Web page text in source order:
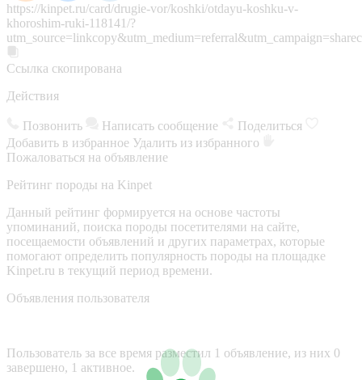
https://kinpet.ru/card/drugie-vor/koshki/otdayu-koshku-v-
khoroshim-ruki-118141/?
Ссылка скопирована
Действия
Позвонить Написать сообщение
Поделиться
Добавить в избранное Удалить из избранного
Пожаловаться на объявление
Рейтинг породы на Kinpet
Данный рейтинг формируется на основе частоты
упоминаний, поиска породы посетителями на сайте,
посещаемости объявлений и других параметрах, которые
помогают определить популярность породы на площадке
Kinpet.ru в текущий период времени.
Объявления пользователя
Пользователь за все время разместил 1 объявление, из них 0
завершено, 1 активное.